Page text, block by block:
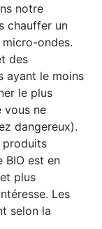
notre
chauffer un
ondes.
des
ayant le moins
le plus
vous ne
dangereux).
produits
BIO est en
plus
Les
selon la